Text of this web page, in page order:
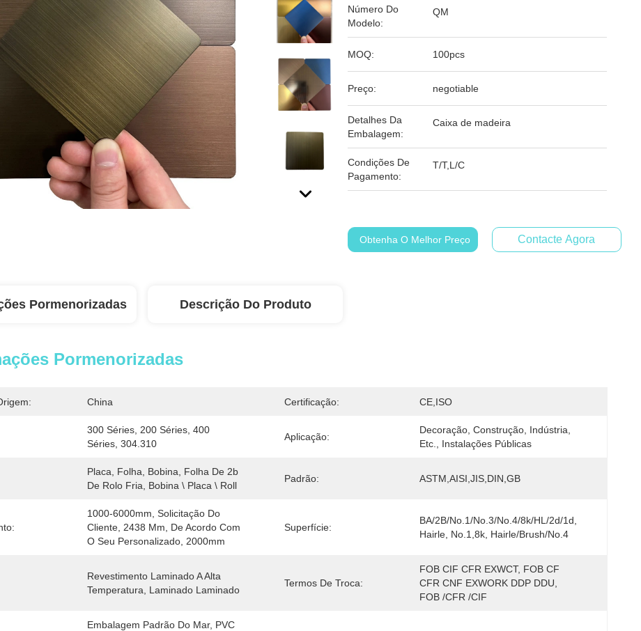
Número Do
Modelo:
QM
MOQ: 100pcs
Preço: negotiable
Detalhes Da
Embalagem:
Caixa de madeira
Condições De
Pagamento:
T/T,L/C
Obtenha O Melhor Preço Contacte Agora
Pormenorizadas Descrição Do Produto
Pormenorizadas
China Certificação: CE,ISO
300 Séries, 200 Séries, 400
Séries, 304.310
Aplicação:
Decoração, Construção, Indústria,
Etc., Instalações Públicas
Placa, Folha, Bobina, Folha De 2b
De Rolo Fria, Bobina \ Placa \ Roll
Padrão: ASTM,AISI,JIS,DIN,GB
1000-6000mm, Solicitação Do
Cliente, 2438 Mm, De Acordo Com
O Seu Personalizado, 2000mm
Superfície:
BA/2B/No.1/No.3/No.4/8k/HL/2d/1d,
Hairle, No.1,8k, Hairle/Brush/No.4
Revestimento Laminado A Alta
Temperatura, Laminado Laminado
Termos De Troca:
FOB CIF CFR EXWCT, FOB CF
CFR CNF EXWORK DDP DDU,
FOB /CFR /CIF
Embalagem Padrão Do Mar, PVC